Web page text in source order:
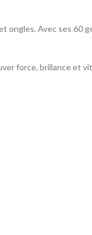
Avec ses 60
force, brillance et